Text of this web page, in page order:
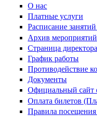
О нас
Платные услуги
Расписание
Архив мероприятий
Страница директора
График работы
Противодействие
Документы
Официальный сайт
Оплата билетов
Правила